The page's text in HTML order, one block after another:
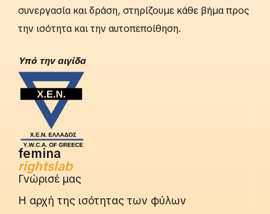
συνεργασία και δράση, στηρίζουμε κάθε βήμα προς
την ισότητα και την αυτοπεποίθηση.
Yπό την αιγίδα
femina
rightslab
Γνώρισέ μας
Η αρχή της ισότητας των φύλων